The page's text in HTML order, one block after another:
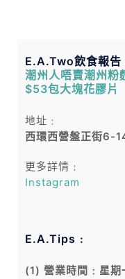
E.A.Two飲食報告
潮州人唔賣潮州粉
$53包大塊花膠片
地址﹕
西環西營盤正街6-
更多詳情﹕
Instagram
E.A.Tips﹕
(1) 營業時間﹕星